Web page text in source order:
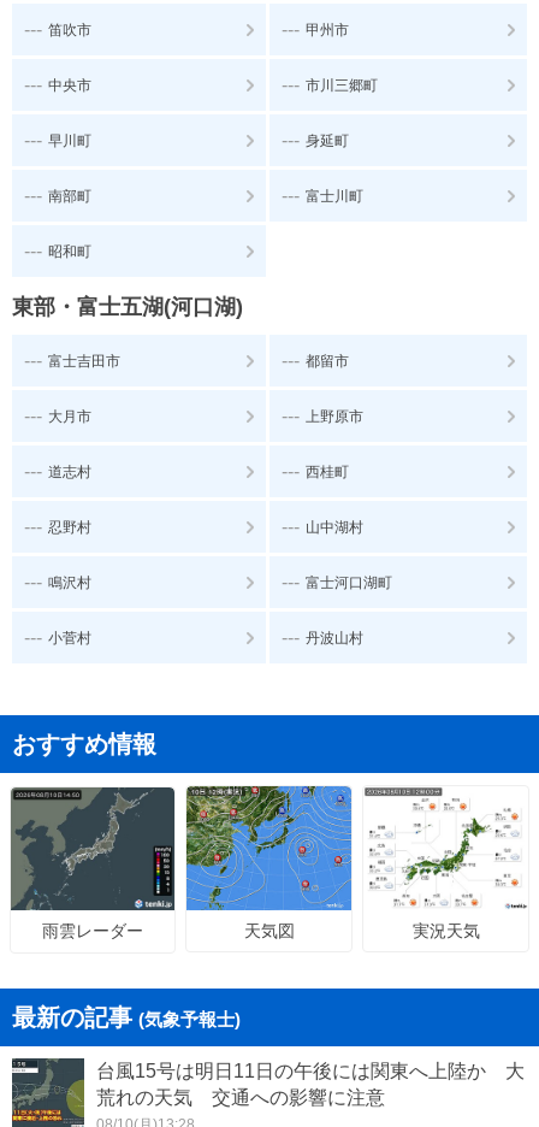
--- 笛吹市 --- 甲州市
--- 中央市 --- 市川三郷町
--- 早川町 --- 身延町
--- 南部町 --- 富士川町
--- 昭和町
東部・富士五湖(河口湖)
--- 富士吉田市 --- 都留市
--- 大月市 --- 上野原市
--- 道志村 --- 西桂町
--- 忍野村 --- 山中湖村
--- 鳴沢村 --- 富士河口湖町
--- 小菅村 --- 丹波山村
おすすめ情報
雨雲レーダー 天気図 実況天気
最新の記事 (気象予報士)
台風15号は明日11日の午後には関東へ上陸か 大
荒れの天気 交通への影響に注意